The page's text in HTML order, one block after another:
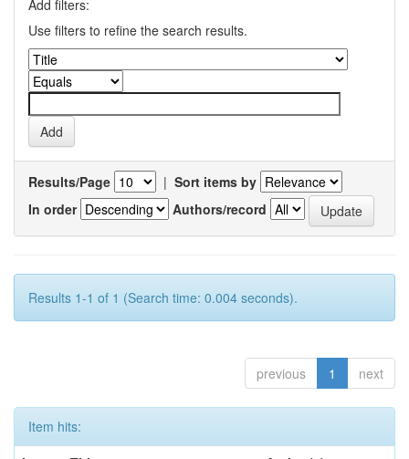
Add filters:
Use filters to refine the search results.
Results/Page | Sort items by
In order
Authors/record
Results 1-1 of 1 (Search time: 0.004 seconds).
previous 1 next
Item hits: